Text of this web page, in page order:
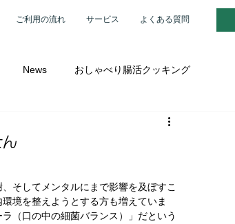
ご利用の流れ サービス よくある質問
News おしゃべり腸活クッキング
レポートを参考に個別レッスン
ん
そしてメンタルにまで影響を及ぼすこ
境を整えようとする方も増えていま
（口の中の細菌バランス）」だという